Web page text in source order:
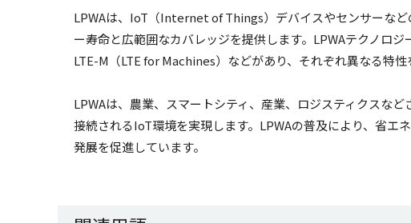
LPWAは、IoT（Internet of Things）デバイスやセンサーな
ー寿命と広範囲なカバレッジを提供します。LPWAテクノロ
LTE-M（LTE for Machines）などがあり、それぞれ異なる特性
LPWAは、農業、スマートシティ、産業、ロジスティクスな
接続されるIoT環境を実現します。LPWAの普及により、省エ
発展を促進しています。